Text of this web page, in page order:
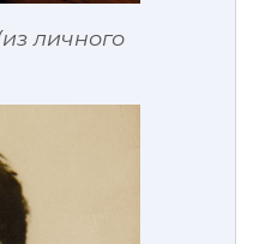
личного